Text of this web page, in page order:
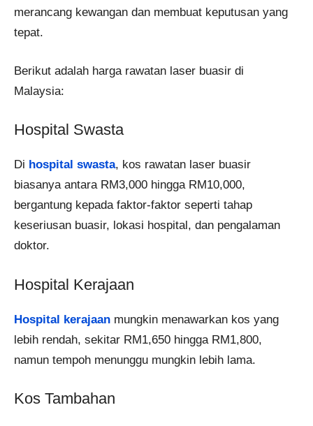
merancang kewangan dan membuat keputusan yang
tepat.
Berikut adalah harga rawatan laser buasir di
Malaysia:
Hospital Swasta
Di hospital swasta, kos rawatan laser buasir
biasanya antara RM3,000 hingga RM10,000,
bergantung kepada faktor-faktor seperti tahap
keseriusan buasir, lokasi hospital, dan pengalaman
doktor.
Hospital Kerajaan
Hospital kerajaan mungkin menawarkan kos yang
lebih rendah, sekitar RM1,650 hingga RM1,800,
namun tempoh menunggu mungkin lebih lama.
Kos Tambahan